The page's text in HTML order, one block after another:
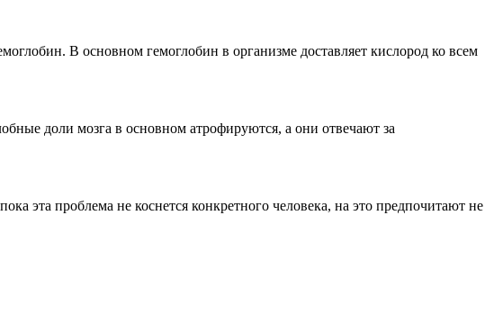
В основном гемоглобин в организме доставляет кислород ко всем
доли мозга в основном атрофируются, а они отвечают за
эта проблема не коснется конкретного человека, на это предпочитают не